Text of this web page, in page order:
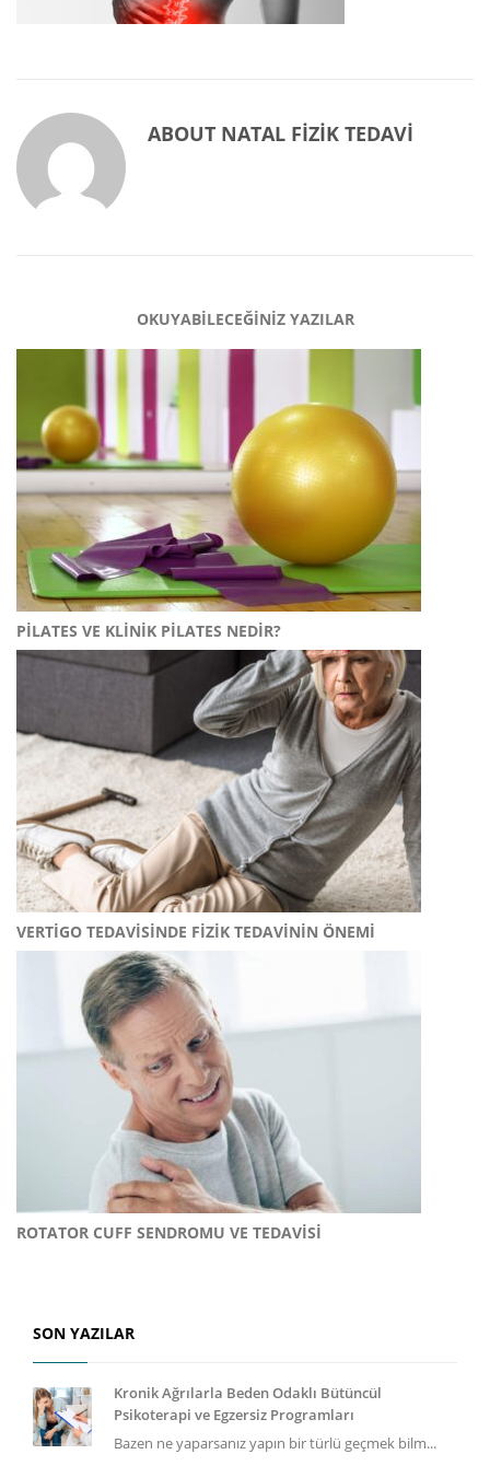
ABOUT NATAL FIZIK TEDAVI
OKUYABILECEĞINIZ YAZILAR
PILATES VE KLINIK PILATES NEDIR?
VERTIGO TEDAVISINDE FIZIK TEDAVININ ÖNEMI
ROTATOR CUFF SENDROMU VE TEDAVISI
SON YAZILAR
Kronik Ağrılarla Beden Odaklı Bütüncül
Psikoterapi ve Egzersiz Programları
Bazen ne yaparsanız yapın bir türlü geçmek bilm...